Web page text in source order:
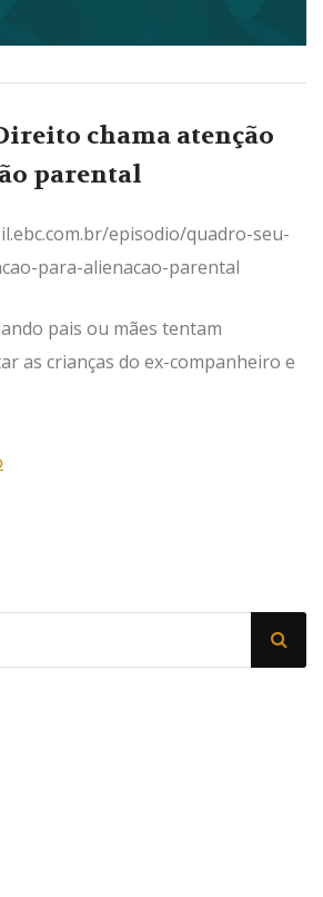
chama atenção
parental
episodio/quadro-seu-
para-alienacao-parental
pais ou mães tentam
as crianças do ex-companheiro e